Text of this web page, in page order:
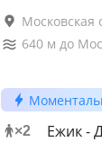
Московская
640м до
×2 Ежик -